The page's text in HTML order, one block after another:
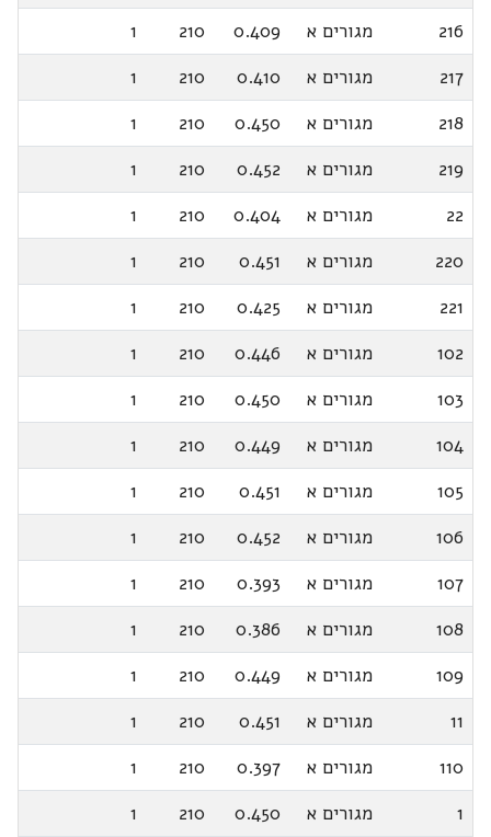
216
מגורים א 0.409
210
1
217
מגורים א 0.410
210
1
218
מגורים א 0.450
210
1
219
מגורים א 0.452
210
1
22
מגורים א 0.404
210
1
220
מגורים א 0.451
210
1
221
מגורים א 0.425
210
1
102
מגורים א 0.446
210
1
103
מגורים א 0.450
210
1
104
מגורים א 0.449
210
1
105
מגורים א 0.451
210
1
106
מגורים א 0.452
210
1
107
מגורים א 0.393
210
1
108
מגורים א 0.386
210
1
109
מגורים א 0.449
210
1
11
מגורים א 0.451
210
1
110
מגורים א 0.397
210
1
1
מגורים א 0.450
210
1